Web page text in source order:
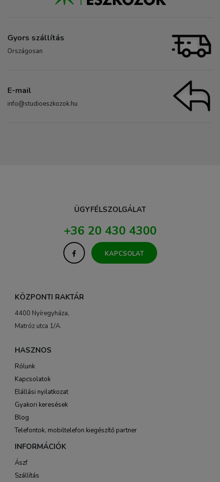
Gyors szállítás
Országosan
E-mail
info@studioeszkozok.hu
ÜGYFÉLSZOLGÁLAT
+36 20 430 4300
KAPCSOLAT
KÖZPONTI RAKTÁR
4400 Nyíregyháza,
Matróz utca 1/A.
HASZNOS
Rólunk
Kapcsolatok
Elállási nyilatkozat
Gyakori keresések
Blog
Telefontok, mobiltelefon kiegészítő partner
INFORMÁCIÓK
Ászf
Szállítás